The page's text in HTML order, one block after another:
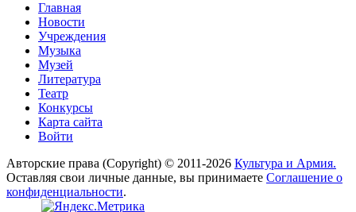
Главная
Новости
Учреждения
Музыка
Музей
Литература
Театр
Конкурсы
Карта сайта
Войти
Авторские права (Copyright) © 2011-2026 Культура и Армия.
Оставляя свои личные данные, вы принимаете Соглашение о
конфиденциальности.